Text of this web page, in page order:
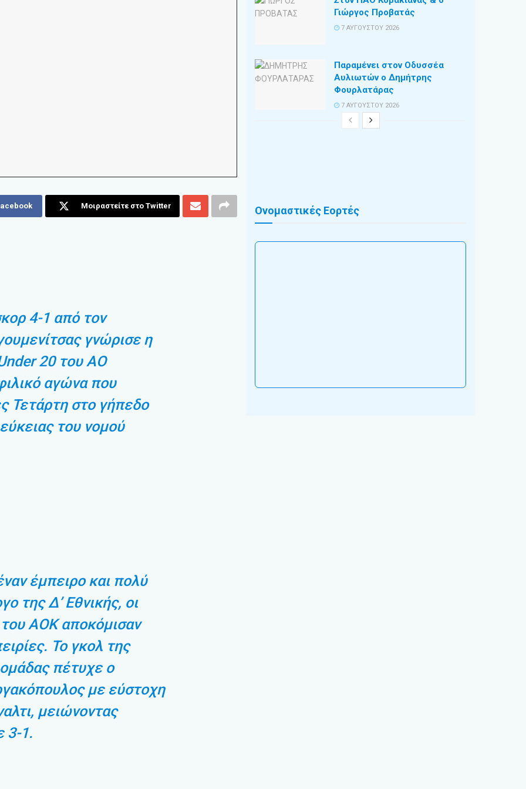
Μοιραστείτε στο Twitter
4-1 από τον
γνώρισε η
20 του ΑΟ
αγώνα που
Τετάρτη στο γήπεδο
του νομού
έμπειρο και πολύ
της Δ’ Εθνικής, οι
του ΑΟΚ αποκόμισαν
Το γκολ της
πέτυχε ο
με εύστοχη
μειώνοντας
3-1.
Γιώργος Προβατάς
7 ΑΥΓΟΎΣΤΟΥ 2026
Παραμένει στον Οδυσσέα
Αυλιωτών ο Δημήτρης
Φουρλατάρας
7 ΑΥΓΟΎΣΤΟΥ 2026
Ονομαστικές Εορτές